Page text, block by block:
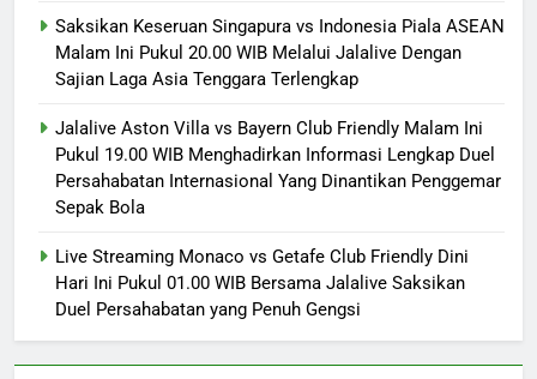
Saksikan Keseruan Singapura vs Indonesia Piala ASEAN
Malam Ini Pukul 20.00 WIB Melalui Jalalive Dengan
Sajian Laga Asia Tenggara Terlengkap
Jalalive Aston Villa vs Bayern Club Friendly Malam Ini
Pukul 19.00 WIB Menghadirkan Informasi Lengkap Duel
Persahabatan Internasional Yang Dinantikan Penggemar
Sepak Bola
Live Streaming Monaco vs Getafe Club Friendly Dini
Hari Ini Pukul 01.00 WIB Bersama Jalalive Saksikan
Duel Persahabatan yang Penuh Gengsi